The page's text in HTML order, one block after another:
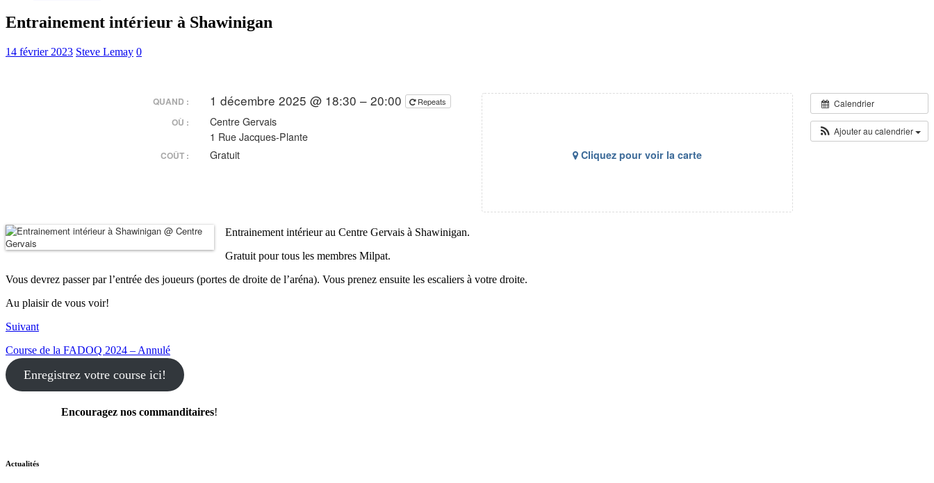
Entrainement intérieur à Shawinigan
14 février 2023 Steve Lemay 0
Calendrier
Ajouter au calendrier
Cliquez pour voir la carte
QUAND : 1 décembre 2025 @ 18:30 – 20:00 Repeats
OÙ :
Centre Gervais
1 Rue Jacques-Plante
COÛT : Gratuit
Entrainement intérieur au Centre Gervais à Shawinigan.
Gratuit pour tous les membres Milpat.
Vous devrez passer par l’entrée des joueurs (portes de droite de l’aréna). Vous prenez ensuite les escaliers à votre droite.
Au plaisir de vous voir!
Suivant
Course de la FADOQ 2024 – Annulé
Enregistrez votre course ici!
Encouragez nos commanditaires!
Actualités